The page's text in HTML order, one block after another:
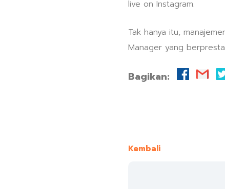
live on Instagram.
Tak hanya itu,
Manager yang
Bagikan:
Kembali